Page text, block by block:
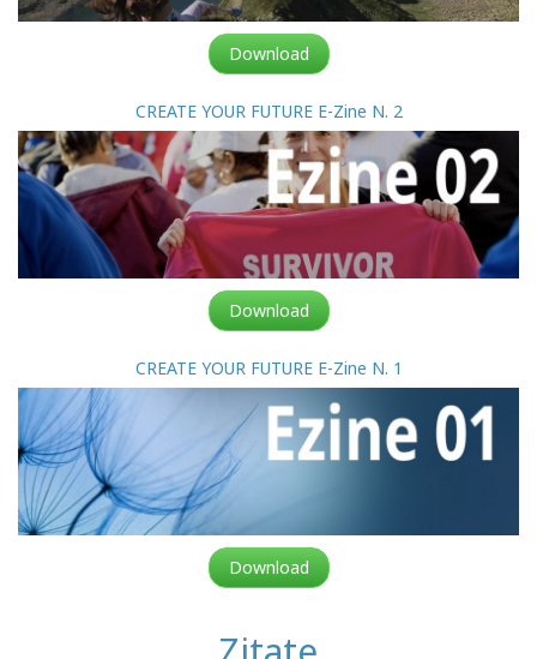
Download
CREATE YOUR FUTURE E-Zine N. 2
Download
CREATE YOUR FUTURE E-Zine N. 1
Download